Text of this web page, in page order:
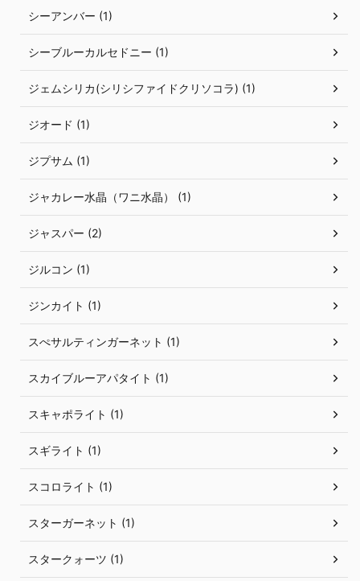
シーアンバー (1)
シーブルーカルセドニー (1)
ジェムシリカ(シリシファイドクリソコラ) (1)
ジオード (1)
ジプサム (1)
ジャカレー水晶（ワニ水晶） (1)
ジャスパー (2)
ジルコン (1)
ジンカイト (1)
スぺサルティンガーネット (1)
スカイブルーアパタイト (1)
スキャポライト (1)
スギライト (1)
スコロライト (1)
スターガーネット (1)
スタークォーツ (1)